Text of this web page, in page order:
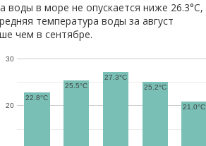
воды в море не опускается ниже 26.3°C,
температура воды за август
чем в сентябре.
20
30
22.8°C
25.5°C
27.3°C
25.2°C
21.0°C